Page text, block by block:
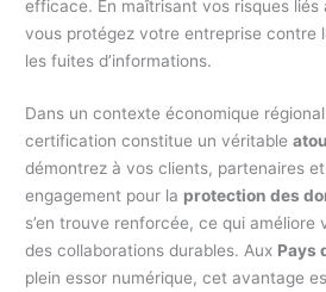
efficace. En maîtrisant vos risques liés
vous protégez votre entreprise contre
les fuites d’informations.
Dans un contexte économique
certification constitue un véritable
démontrez à vos clients, partenaires
engagement pour la protection des
s’en trouve renforcée, ce qui
des collaborations durables. Aux Pays
plein essor numérique, cet avantage